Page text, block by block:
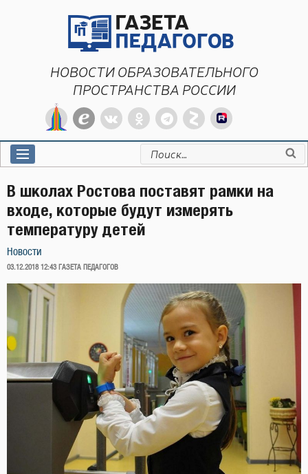
НОВОСТИ ОБРАЗОВАТЕЛЬНОГО
ПРОСТРАНСТВА РОССИИ
Искать:
В школах Ростова поставят рамки на
входе, которые будут измерять
температуру детей
Новости
ОПУБЛИКОВАНО
03.12.2018 12:43 ГАЗЕТА ПЕДАГОГОВ